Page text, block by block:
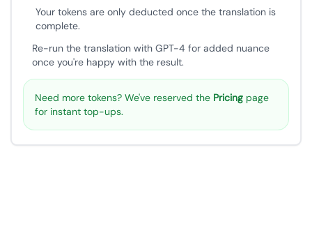
Your tokens are only deducted once the translation is
complete.
Re-run the translation with GPT-4 for added nuance
once you're happy with the result.
Need more tokens? We've reserved the Pricing page
for instant top-ups.